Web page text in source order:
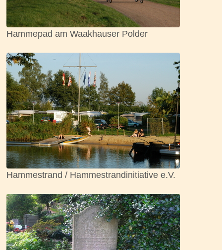
Hammepad am Waakhauser Polder
Hammestrand / Hammestrandinitiative e.V.